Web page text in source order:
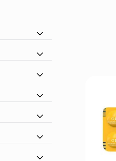
7º esmalte
8º teste gravidez
absorvente
shampoo